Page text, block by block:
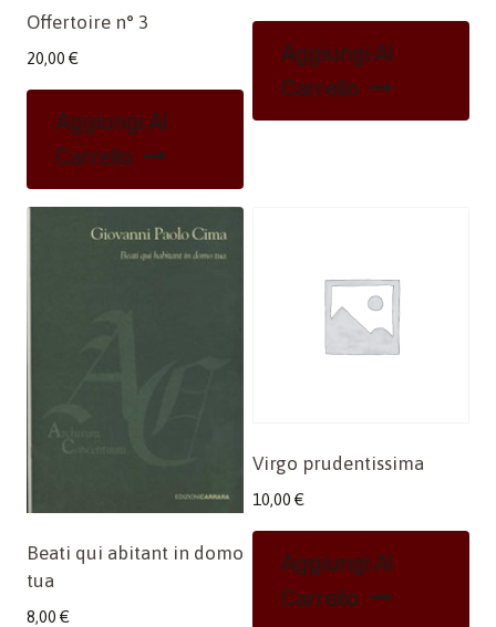
Offertoire n° 3
20,00 €
Aggiungi Al
Carrello
Aggiungi Al
Carrello
Beati qui abitant in domo
tua
8,00 €
Virgo prudentissima
10,00 €
Aggiungi Al
Carrello